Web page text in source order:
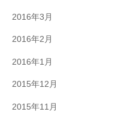
2016年3月
2016年2月
2016年1月
2015年12月
2015年11月